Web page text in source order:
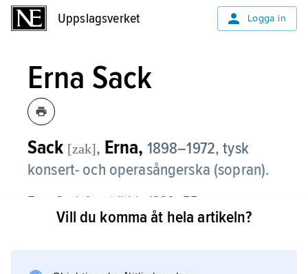
Uppslagsverket Logga in
Erna Sack
Sack [zak], Erna, 1898–1972, tysk
konsert- och operasångerska (sopran).
Erna Sack framträdde 1930–55 som
koloratursopran med höjd upp till c
Vill du komma åt hela artikeln?